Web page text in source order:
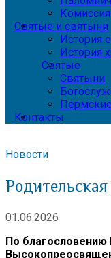
Комиссия
Святые и святыни
История
История
Святые
Святыни
Контакты
Новости
01.06.2026
По благословению